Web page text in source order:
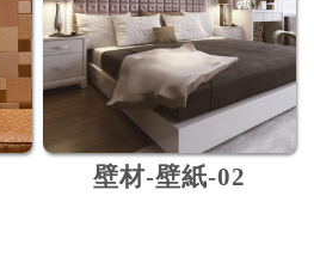
壁材-壁紙-02